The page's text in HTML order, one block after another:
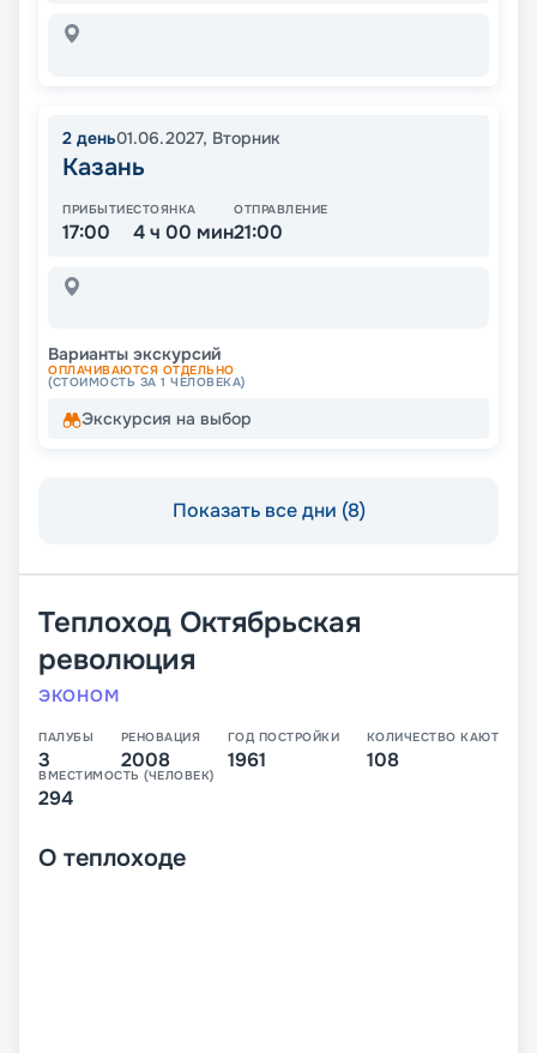
2 день01.06.2027, Вторник
Казань
ПРИБЫТИЕ
17:00
СТОЯНКА
4 ч 00 мин
ОТПРАВЛЕНИЕ
21:00
Варианты экскурсий
ОПЛАЧИВАЮТСЯ ОТДЕЛЬНО
(СТОИМОСТЬ ЗА 1 ЧЕЛОВЕКА)
Экскурсия на выбор
Показать все дни (8)
Теплоход Октябрьская
революция
ЭКОНОМ
ПАЛУБЫ
3
РЕНОВАЦИЯ
2008
ГОД ПОСТРОЙКИ
1961
КОЛИЧЕСТВО КАЮТ
108
ВМЕСТИМОСТЬ (ЧЕЛОВЕК)
294
О теплоходе